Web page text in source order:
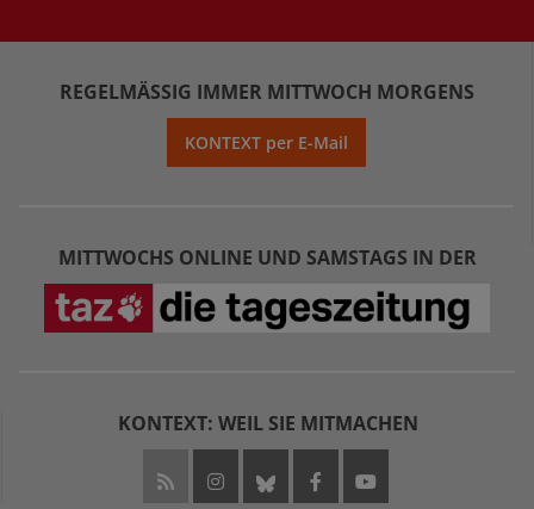
REGELMÄSSIG IMMER MITTWOCH MORGENS
KONTEXT per E-Mail
MITTWOCHS ONLINE UND SAMSTAGS IN DER
KONTEXT: WEIL SIE MITMACHEN